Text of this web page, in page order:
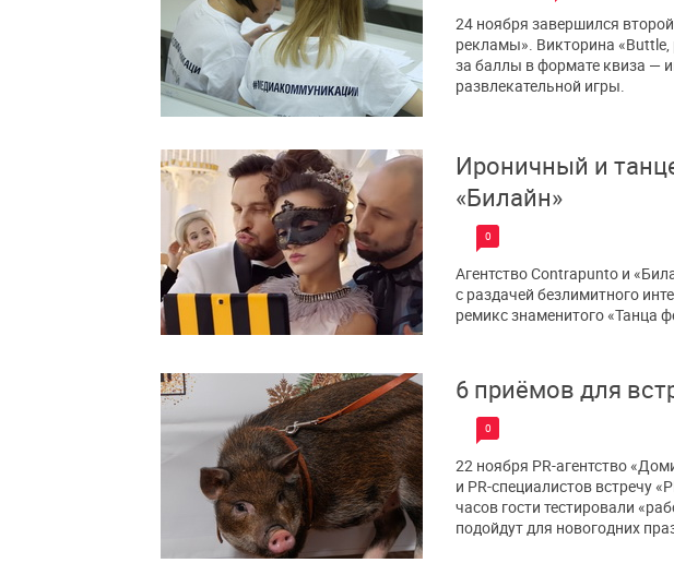
24 ноября завершился
рекламы». Викторина
за баллы в формате квиза —
развлекательной игры.
Ироничный и
«Билайн»
0
Агентство Contrapunto и
с раздачей безлимитного
ремикс знаменитого «Танца
6 приёмов для
0
22 ноября PR-агентство
и PR-специалистов встречу
часов гости тестировали
подойдут для новогодних